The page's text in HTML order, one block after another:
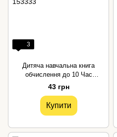
3
Дитяча навчальна книга
обчислення до 10 Час
майстрів
43 грн
Купити